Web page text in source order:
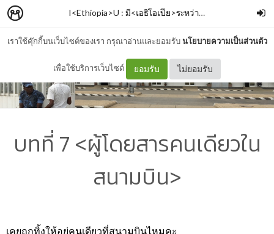
เราใช้คุ๊กกี้บนเว็บไซต์ของเรา กรุณาอ่านและยอมรับนโยบายความเป็นส่วนตัว
เพื่อใช้บริการเว็บไซต์ ยอมรับ ไม่ยอมรับ
I<Ethiopia>U : มี<เอธิโอเปีย>ระหว่างเรา Armmie
บทที่ 7 <ผู้โดยสารคนเดียวใน
สนามบิน>
เคยถูกทิ้งให้อยู่คนเดียวที่สนามบินไหมคะ